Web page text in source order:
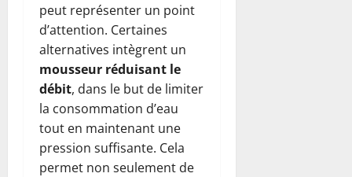
peut représenter un point
d’attention. Certaines
alternatives intègrent un
mousseur réduisant le
débit, dans le but de limiter
la consommation d’eau
tout en maintenant une
pression suffisante. Cela
permet non seulement de